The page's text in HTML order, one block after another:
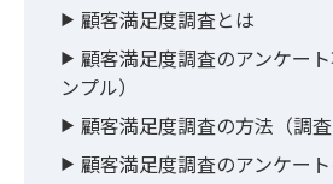
顧客満足度調査とは
顧客満足度調査のアンケー
ンプル）
顧客満足度調査の方法（調査
顧客満足度調査のアンケー